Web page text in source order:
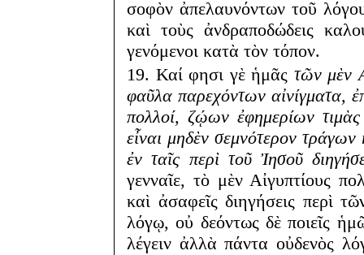
σοφὸν ἀπελαυνόντων τοῦ
καὶ τοὺς ἀνδραποδώδεις
γενόμενοι κατὰ τὸν τόπον.
19. Καί φησι γὲ ἡμᾶς τῶν μὲν
φαῦλα παρεχόντων αἰνίγματα,
πολλοί, ζῴων ἐφημερίων τιμὰς
εἶναι μηδὲν σεμνότερον
ἐν ταῖς περὶ τοῦ Ἰησοῦ
γενναῖε, τὸ μὲν Αἰγυπτίους
καὶ ἀσαφεῖς διηγήσεις περὶ
λόγῳ, οὐ δεόντως δὲ ποιεῖς
λέγειν ἀλλὰ πάντα οὐδενὸς